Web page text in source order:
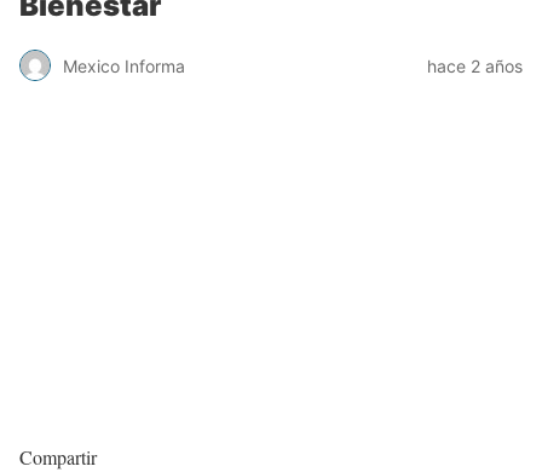
Mexico Informa hace 2 años
Compartir